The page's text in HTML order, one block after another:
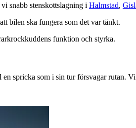
snabb stenskottslagning i Halmstad,
bilen ska fungera som det var tänkt.
funktion och styrka.
spricka som i sin tur försvagar rutan.